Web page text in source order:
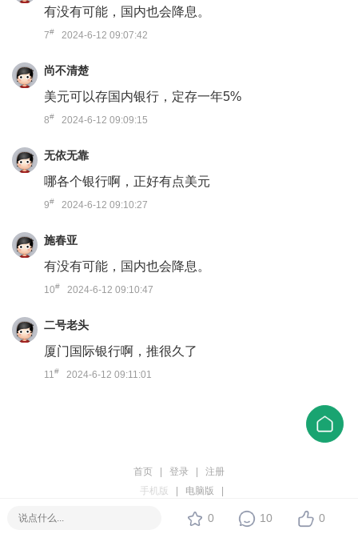
有没有可能，国内也会降息。
7# 2024-6-12 09:07:42
尚不清楚
美元可以存国内银行，定存一年5%
8# 2024-6-12 09:09:15
无依无靠
哪各个银行啊，正好有点美元
9# 2024-6-12 09:10:27
施春亚
有没有可能，国内也会降息。
10# 2024-6-12 09:10:47
二号老头
厦门国际银行啊，推很久了
11# 2024-6-12 09:11:01
0 10 0
首页 登录
注册
手机版
电脑版
© Discuz Team.